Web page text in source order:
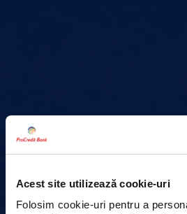
Acest site utilizează cookie-uri
Folosim cookie-uri pentru a